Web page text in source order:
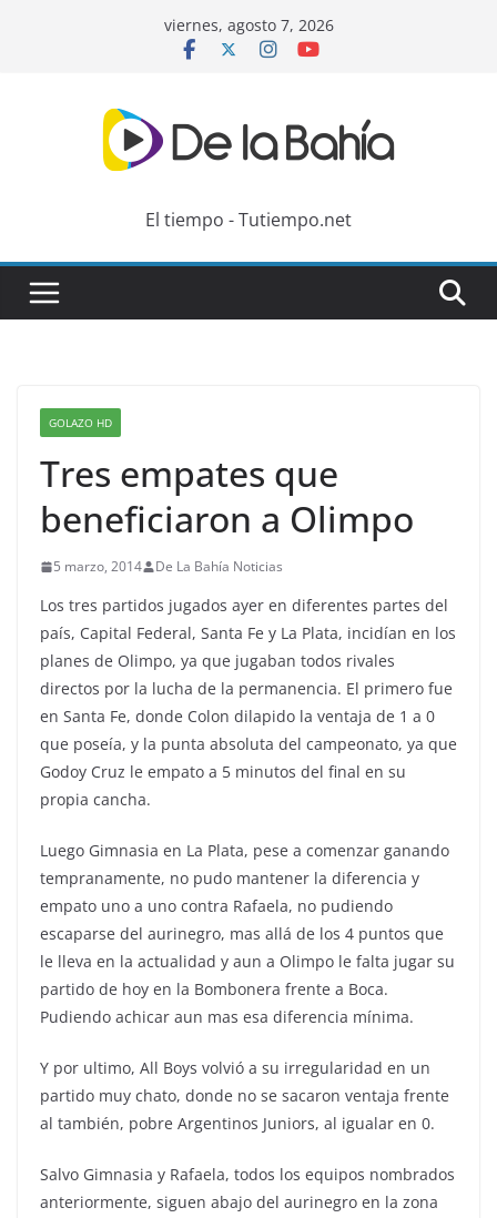
viernes, agosto 7, 2026
El tiempo - Tutiempo.net
GOLAZO HD
Tres empates que
beneficiaron a Olimpo
5 marzo, 2014 De La Bahía Noticias
Los tres partidos jugados ayer en diferentes partes del
país, Capital Federal, Santa Fe y La Plata, incidían en los
planes de Olimpo, ya que jugaban todos rivales
directos por la lucha de la permanencia. El primero fue
en Santa Fe, donde Colon dilapido la ventaja de 1 a 0
que poseía, y la punta absoluta del campeonato, ya que
Godoy Cruz le empato a 5 minutos del final en su
propia cancha.
Luego Gimnasia en La Plata, pese a comenzar ganando
tempranamente, no pudo mantener la diferencia y
empato uno a uno contra Rafaela, no pudiendo
escaparse del aurinegro, mas allá de los 4 puntos que
le lleva en la actualidad y aun a Olimpo le falta jugar su
partido de hoy en la Bombonera frente a Boca.
Pudiendo achicar aun mas esa diferencia mínima.
Y por ultimo, All Boys volvió a su irregularidad en un
partido muy chato, donde no se sacaron ventaja frente
al también, pobre Argentinos Juniors, al igualar en 0.
Salvo Gimnasia y Rafaela, todos los equipos nombrados
anteriormente, siguen abajo del aurinegro en la zona